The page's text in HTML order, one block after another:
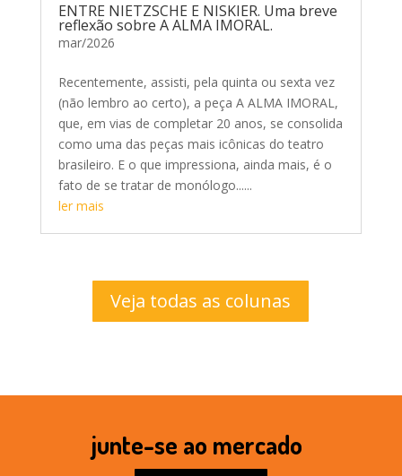
ENTRE NIETZSCHE E NISKIER. Uma breve
reflexão sobre A ALMA IMORAL.
mar/2026
Recentemente, assisti, pela quinta ou sexta vez
(não lembro ao certo), a peça A ALMA IMORAL,
que, em vias de completar 20 anos, se consolida
como uma das peças mais icônicas do teatro
brasileiro. E o que impressiona, ainda mais, é o
fato de se tratar de monólogo......
ler mais
Veja todas as colunas
junte-se ao mercado